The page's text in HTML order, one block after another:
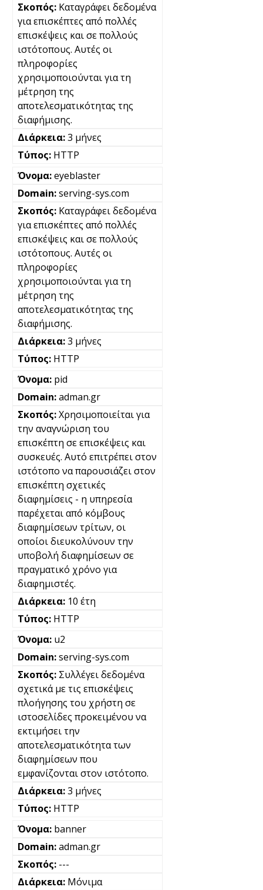
Καταγράφει δεδομένα
για επισκέπτες από πολλές
επισκέψεις και σε πολλούς
ιστότοπους. Αυτές οι
πληροφορίες
χρησιμοποιούνται για τη
μέτρηση της
αποτελεσματικότητας της
διαφήμισης.
3 μήνες
HTTP
eyeblaster
serving-sys.com
Καταγράφει δεδομένα
για επισκέπτες από πολλές
επισκέψεις και σε πολλούς
ιστότοπους. Αυτές οι
πληροφορίες
χρησιμοποιούνται για τη
μέτρηση της
αποτελεσματικότητας της
διαφήμισης.
3 μήνες
HTTP
pid
adman.gr
Χρησιμοποιείται για
την αναγνώριση του
επισκέπτη σε επισκέψεις και
συσκευές. Αυτό επιτρέπει στον
ιστότοπο να παρουσιάζει στον
επισκέπτη σχετικές
διαφημίσεις - η υπηρεσία
παρέχεται από κόμβους
διαφημίσεων τρίτων, οι
οποίοι διευκολύνουν την
υποβολή διαφημίσεων σε
πραγματικό χρόνο για
διαφημιστές.
10 έτη
HTTP
u2
serving-sys.com
Συλλέγει δεδομένα
σχετικά με τις επισκέψεις
πλοήγησης του χρήστη σε
ιστοσελίδες προκειμένου να
εκτιμήσει την
αποτελεσματικότητα των
διαφημίσεων που
εμφανίζονται στον ιστότοπο.
3 μήνες
HTTP
banner
adman.gr
---
Μόνιμα